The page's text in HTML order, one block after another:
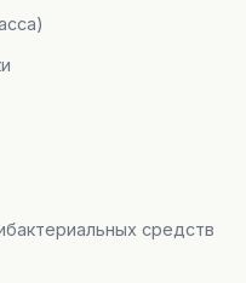
средств